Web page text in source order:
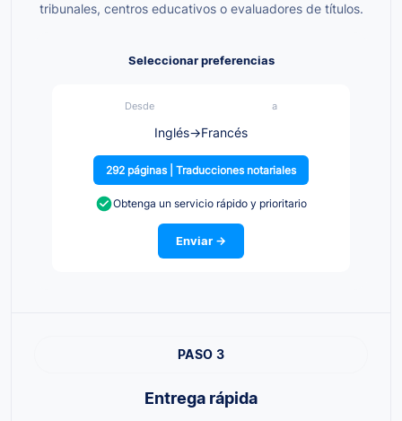
tribunales, centros educativos o evaluadores de títulos.
Seleccionar preferencias
Desde a
Inglés→Francés
292 páginas | Traducciones notariales
Obtenga un servicio rápido y prioritario
Enviar →
PASO 3
Entrega rápida